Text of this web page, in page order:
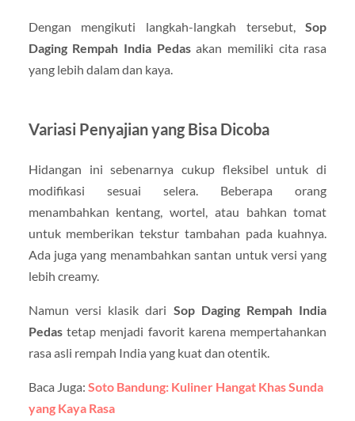
Dengan mengikuti langkah-langkah tersebut,Sop
Daging Rempah India Pedasakan memiliki cita rasa
yang lebih dalam dan kaya.
Variasi Penyajian yang Bisa Dicoba
Hidangan ini sebenarnya cukup fleksibel untuk di
modifikasi sesuai selera. Beberapa orang
menambahkan kentang, wortel, atau bahkan tomat
untuk memberikan tekstur tambahan pada kuahnya.
Ada juga yang menambahkan santan untuk versi yang
lebih creamy.
Namun versi klasik dari Sop Daging Rempah India
Pedastetap menjadi favorit karena mempertahankan
rasa asli rempah India yang kuat dan otentik.
Baca Juga: Soto Bandung: Kuliner Hangat Khas Sunda
yang Kaya Rasa